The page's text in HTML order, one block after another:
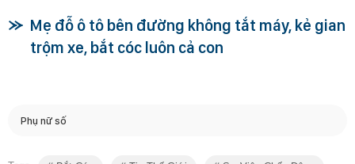
Mẹ đỗ ô tô bên đường không tắt máy, kẻ gian
trộm xe, bắt cóc luôn cả con
Phụ nữ số